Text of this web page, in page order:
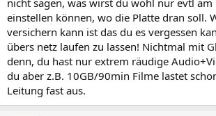
einstellen können, wo die Platte dran soll.
versichern kann ist das du es vergessen
übers netz laufen zu lassen! Nichtmal mit
denn, du hast nur extrem räudige
du aber z.B. 10GB/90min Filme lastet
Leitung fast aus.